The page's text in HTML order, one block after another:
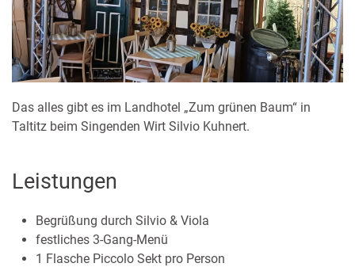
Das alles gibt es im Landhotel „Zum grünen Baum“ in
Taltitz beim Singenden Wirt Silvio Kuhnert.
Leistungen
Begrüßung durch Silvio & Viola
festliches 3-Gang-Menü
1 Flasche Piccolo Sekt pro Person